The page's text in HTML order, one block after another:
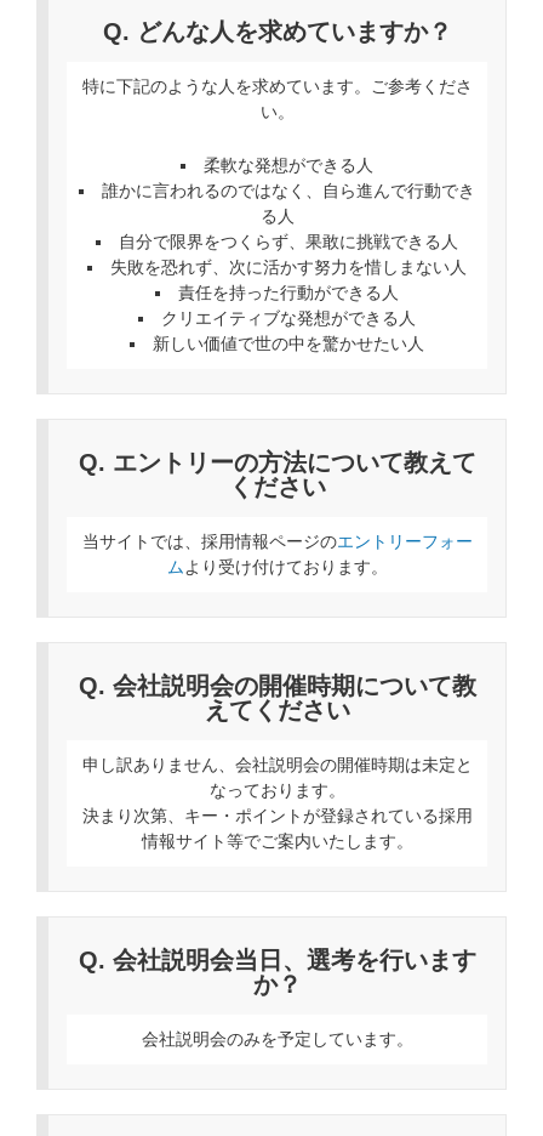
Q. どんな人を求めていますか？
特に下記のような人を求めています。ご参考くださ
い。
柔軟な発想ができる人
誰かに言われるのではなく、自ら進んで行動でき
る人
自分で限界をつくらず、果敢に挑戦できる人
失敗を恐れず、次に活かす努力を惜しまない人
責任を持った行動ができる人
クリエイティブな発想ができる人
新しい価値で世の中を驚かせたい人
Q. エントリーの方法について教えて
ください
当サイトでは、採用情報ページのエントリーフォー
ム より受け付けております。
Q. 会社説明会の開催時期について教
えてください
申し訳ありません、会社説明会の開催時期は未定と
なっております。
決まり次第、キー・ポイントが登録されている採用
情報サイト等でご案内いたします。
Q. 会社説明会当日、選考を行います
か？
会社説明会のみを予定しています。